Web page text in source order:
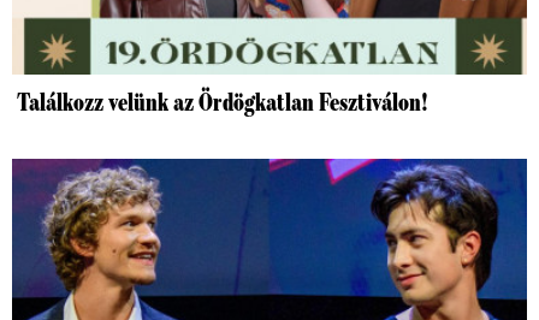
Találkozz velünk az Ördögkatlan Fesztiválon!